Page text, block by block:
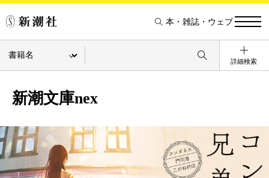
本・雑誌・ウェブ
詳細検索
新潮文庫nex